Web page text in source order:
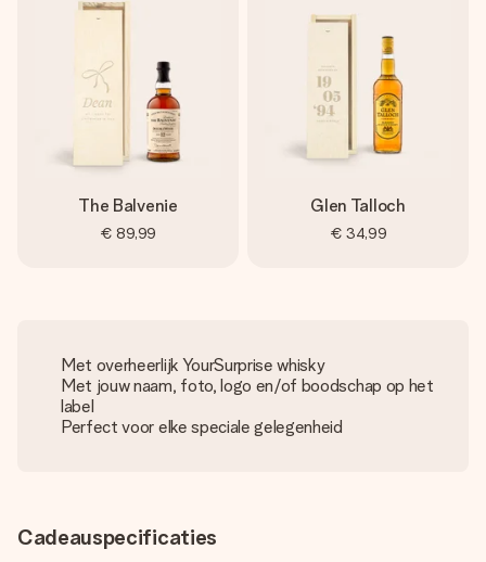
The Balvenie
€ 89,99
Glen Talloch
€ 34,99
Met overheerlijk YourSurprise whisky
Met jouw naam, foto, logo en/of boodschap op het
label
Perfect voor elke speciale gelegenheid
Cadeauspecificaties